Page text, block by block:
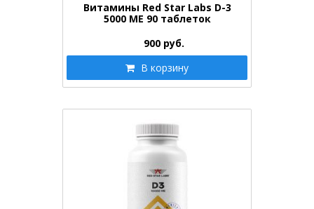
Витамины Red Star Labs D-3
5000 ME 90 таблеток
900 руб.
В корзину